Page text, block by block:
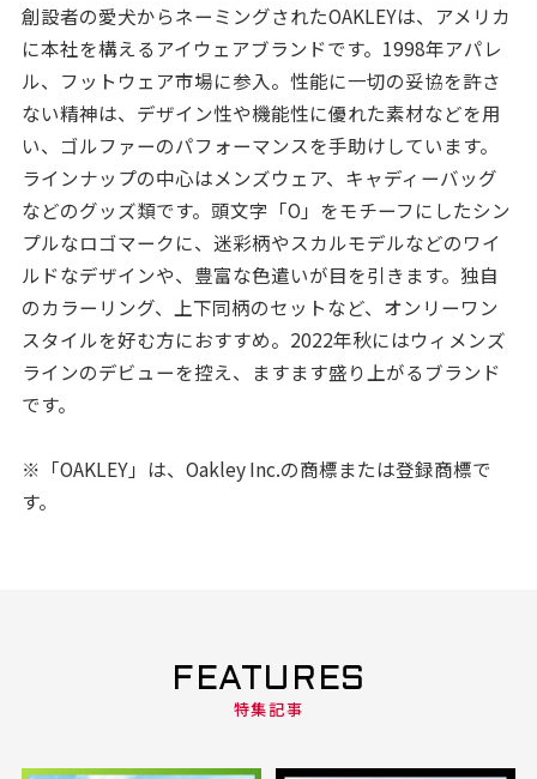
創設者の愛犬からネーミングされたOAKLEYは、アメリカ
に本社を構えるアイウェアブランドです。1998年アパレ
ル、フットウェア市場に参入。性能に一切の妥協を許さ
ない精神は、デザイン性や機能性に優れた素材などを用
い、ゴルファーのパフォーマンスを手助けしています。
ラインナップの中心はメンズウェア、キャディーバッグ
などのグッズ類です。頭文字「O」をモチーフにしたシン
プルなロゴマークに、迷彩柄やスカルモデルなどのワイ
ルドなデザインや、豊富な色遣いが目を引きます。独自
のカラーリング、上下同柄のセットなど、オンリーワン
スタイルを好む方におすすめ。2022年秋にはウィメンズ
ラインのデビューを控え、ますます盛り上がるブランド
です。
※「OAKLEY」は、Oakley Inc.の商標または登録商標で
す。
FEATURES
特集記事